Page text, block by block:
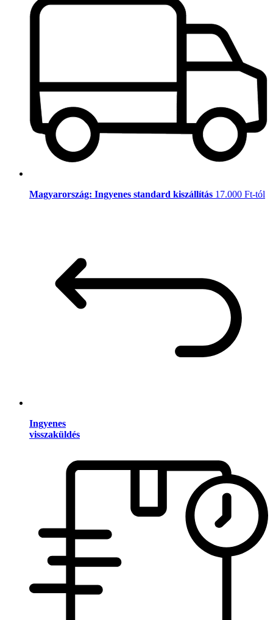
Magyarország: Ingyenes standard kiszállítás 17.000 Ft-tól
Ingyenes
visszaküldés